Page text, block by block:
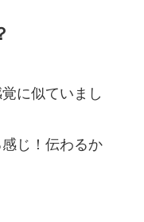
に似ていまし
じ！伝わるか